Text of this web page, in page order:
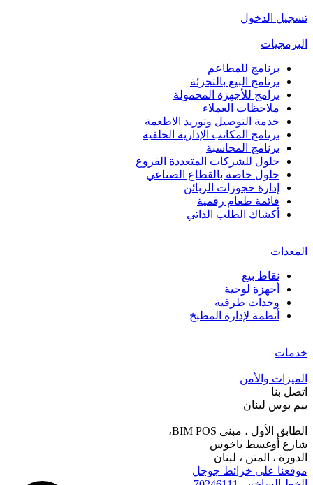
تسجيل الدخول
البرمجيات
برنامج للمطاعم
برنامج البيع بالتجزئة
برامج للأجهزة المحمولة
ملاحظات العملاء
خدمة التوصيل وتوريد الاطعمة
برنامج المكاتب الإدارية الخلفية
برنامج المحاسبة
حلول للشركات المتعددة الفروع
حلول خاصة بالقطاع الصناعي
إدارة حجوزات الزبائن
قائمة طعام رقمية
أكشاك الطلب الذاتي
المعدات
نقاط بيع
أجهزة لوحية
وحدات طرفية
أنظمة لإدارة المطبخ
خدمات
الميزات والأمن
اتصل بنا
بيم بوس لبنان
الطابق الأول ، مبنى BIM POS،
شارع أوغسط باخوس
الدورة ، المتن ، لبنان
موقعنا على خرائط جوجل